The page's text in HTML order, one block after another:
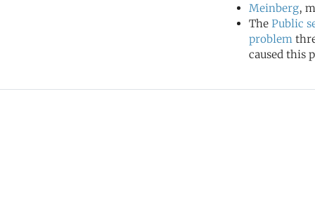
Meinberg,
The Public
problem
caused this